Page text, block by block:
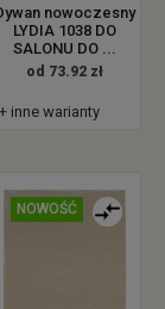
nowoczesny
LYDIA 1038 DO
SALONU DO ...
od 73.92 zł
+ inne warianty
NOWOŚĆ